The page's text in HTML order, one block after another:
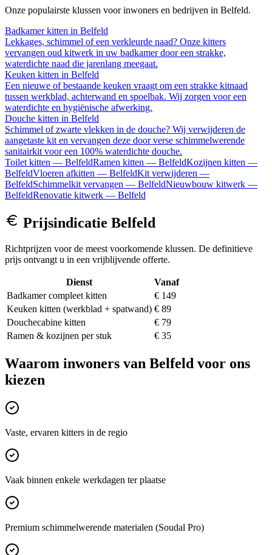
Onze populairste klussen voor inwoners en bedrijven in Belfeld.
Badkamer kitten in Belfeld
Lekkages, schimmel of een verkleurde naad? Onze kitters
vervangen oud kitwerk in uw badkamer door een strakke,
waterdichte naad die jarenlang meegaat.
Keuken kitten in Belfeld
Een nieuwe of bestaande keuken vraagt om een strakke kitnaad
tussen werkblad, achterwand en spoelbak. Wij zorgen voor een
waterdichte en hygiënische afwerking.
Douche kitten in Belfeld
Schimmel of zwarte vlekken in de douche? Wij verwijderen de
aangetaste kit en vervangen deze door verse schimmelwerende
sanitairkit voor een 100% waterdichte douche.
Toilet kitten — BelfeldRamen kitten — BelfeldKozijnen kitten —
BelfeldVloeren afkitten — BelfeldKit verwijderen —
BelfeldSchimmelkit vervangen — BelfeldNieuwbouw kitwerk —
BelfeldRenovatie kitwerk — Belfeld
Prijsindicatie Belfeld
Richtprijzen voor de meest voorkomende klussen. De definitieve
prijs ontvangt u in een vrijblijvende offerte.
Dienst
Vanaf
Badkamer compleet kitten
€ 149
Keuken kitten (werkblad + spatwand) € 89
Douchecabine kitten
€ 79
Ramen & kozijnen per stuk
€ 35
Waarom inwoners van Belfeld voor ons
kiezen
Vaste, ervaren kitters in de regio
Vaak binnen enkele werkdagen ter plaatse
Premium schimmelwerende materialen (Soudal Pro)